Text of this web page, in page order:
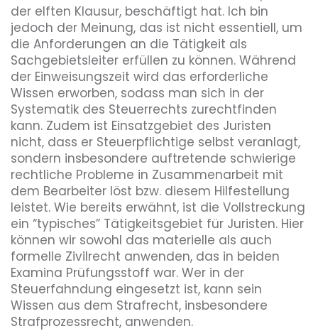
der elften Klausur, beschäftigt hat. Ich bin
jedoch der Meinung, das ist nicht essentiell, um
die Anforderungen an die Tätigkeit als
Sachgebietsleiter erfüllen zu können. Während
der Einweisungszeit wird das erforderliche
Wissen erworben, sodass man sich in der
Systematik des Steuerrechts zurechtfinden
kann. Zudem ist Einsatzgebiet des Juristen
nicht, dass er Steuerpflichtige selbst veranlagt,
sondern insbesondere auftretende schwierige
rechtliche Probleme in Zusammenarbeit mit
dem Bearbeiter löst bzw. diesem Hilfestellung
leistet. Wie bereits erwähnt, ist die Vollstreckung
ein “typisches” Tätigkeitsgebiet für Juristen. Hier
können wir sowohl das materielle als auch
formelle Zivilrecht anwenden, das in beiden
Examina Prüfungsstoff war. Wer in der
Steuerfahndung eingesetzt ist, kann sein
Wissen aus dem Strafrecht, insbesondere
Strafprozessrecht, anwenden.